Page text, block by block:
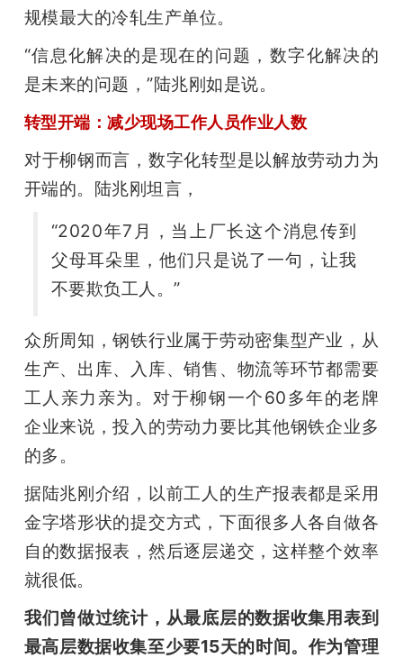
规模最大的冷轧生产单位。
“信息化解决的是现在的问题，数字化解决的
是未来的问题，”陆兆刚如是说。
转型开端：减少现场工作人员作业人数
对于柳钢而言，数字化转型是以解放劳动力为
开端的。陆兆刚坦言，
“2020年7月，当上厂长这个消息传到
父母耳朵里，他们只是说了一句，让我
不要欺负工人。”
众所周知，钢铁行业属于劳动密集型产业，从
生产、出库、入库、销售、物流等环节都需要
工人亲力亲为。对于柳钢一个60多年的老牌
企业来说，投入的劳动力要比其他钢铁企业多
的多。
据陆兆刚介绍，以前工人的生产报表都是采用
金字塔形状的提交方式，下面很多人各自做各
自的数据报表，然后逐层递交，这样整个效率
就很低。
我们曾做过统计，从最底层的数据收集用表到
最高层数据收集至少要15天的时间。作为管理